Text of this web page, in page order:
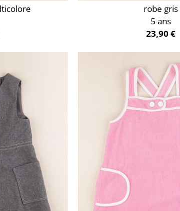
robe gris
5 ans
23,90 €